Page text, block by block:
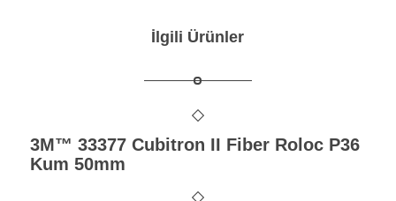
İlgili Ürünler
3M™ 33377 Cubitron II Fiber Roloc P36
Kum 50mm